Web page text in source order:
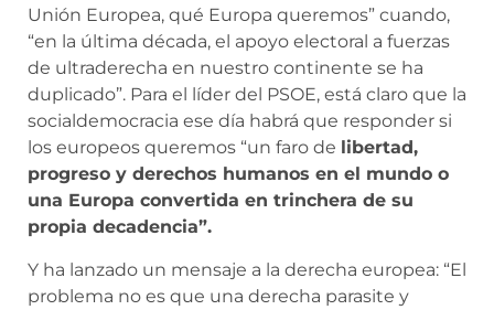
Unión Europea, qué Europa queremos” cuando,
“en la última década, el apoyo electoral a fuerzas
de ultraderecha en nuestro continente se ha
duplicado”. Para el líder del PSOE, está claro que la
socialdemocracia ese día habrá que responder si
los europeos queremos “un faro de libertad,
progreso y derechos humanos en el mundo o
una Europa convertida en trinchera de su
propia decadencia”.
Y ha lanzado un mensaje a la derecha europea: “El
problema no es que una derecha parasite y